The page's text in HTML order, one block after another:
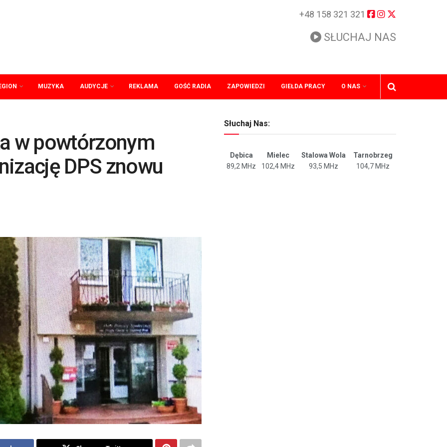
+48 158 321 321
SŁUCHAJ NAS
MUZYKA AUDYCJE REKLAMA GOŚĆ RADIA ZAPOWIEDZI GIEŁDA PRACY O NAS
w powtórzonym
DPS znowu
Słuchaj Nas:
Dębica Mielec Stalowa Wola
Tarnobrzeg
89,2 MHz
102,4 MHz 93,5 MHz 104,7 MHz